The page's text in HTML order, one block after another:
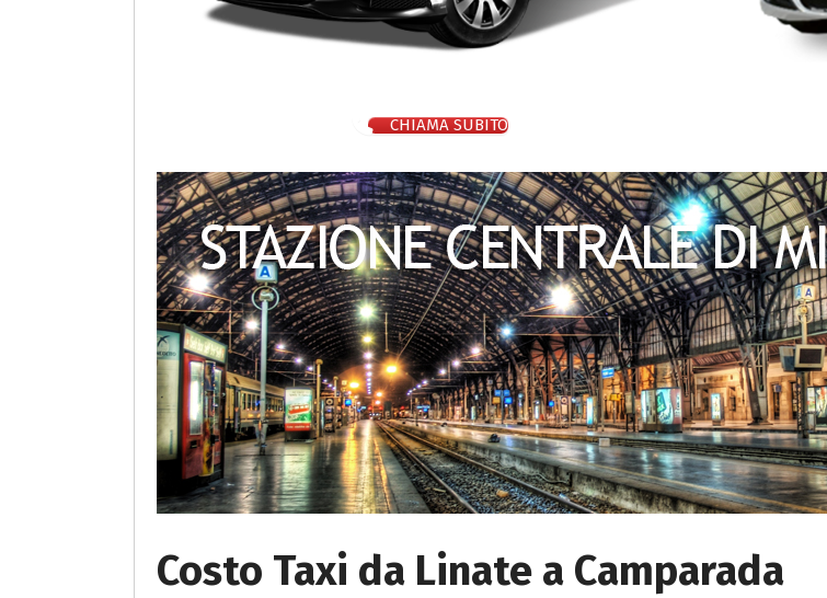
CHIAMA SUBITO
Costo Taxi da Linate a Camparada